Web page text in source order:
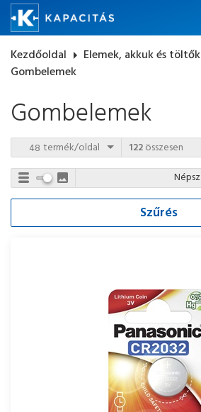
Kezdőoldal arrow_right Elemek, akkuk és töltők
Gombelemek
Gombelemek
termék/oldal 122összesen
Szűrés